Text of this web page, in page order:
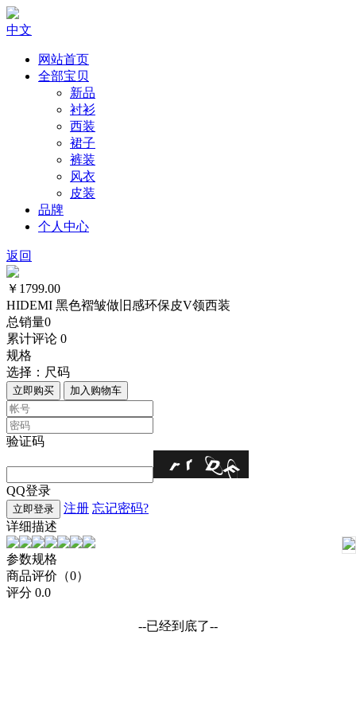
中文
网站首页
全部宝贝
新品
衬衫
西装
裙子
裤装
风衣
皮装
品牌
个人中心
返回
￥1799.00
HIDEMI 黑色褶皱做旧感环保皮V领西装
总销量0
累计评论 0
规格
选择： 尺码
立即购买 加入购物车
验证码
QQ登录
立即登录 注册 忘记密码?
详细描述
参数规格
商品评价（0）
评分 0.0
--已经到底了--